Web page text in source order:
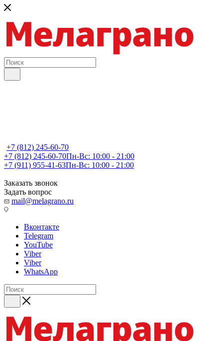
+7 (812) 245-60-70
+7 (812) 245-60-70Пн-Вс: 10:00 - 21:00
+7 (911) 955-41-63Пн-Вс: 10:00 - 21:00
Заказать звонок
Задать вопрос
mail@melagrano.ru
Вконтакте
Telegram
YouTube
Viber
Viber
WhatsApp